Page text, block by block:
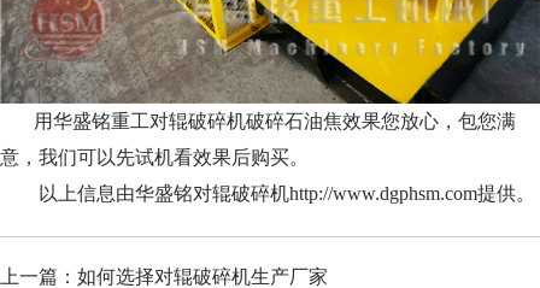
用华盛铭重工对辊破碎机破碎石油焦效果您放心，包您满
意，我们可以先试机看效果后购买。
以上信息由华盛铭对辊破碎机http://www.dgphsm.com提供。
上一篇： 如何选择对辊破碎机生产厂家